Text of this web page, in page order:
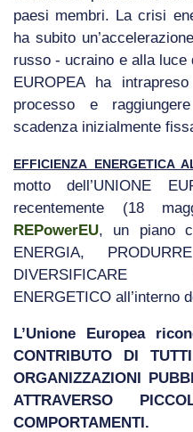
paesi membri. La crisi
ha subito
russo - ucraino e alla luce
EUROPEA ha
processo e
scadenza inizialmente
EFFICIENZA ENERGETICA
motto dell’UNIONE
recentemente (18
REPowerEU, un piano
ENERGIA,
DIVERSIFICARE
ENERGETICO all’interno
L’Unione Europea
CONTRIBUTO DI
ORGANIZZAZIONI
ATTRAVERSO
COMPORTAMENTI.